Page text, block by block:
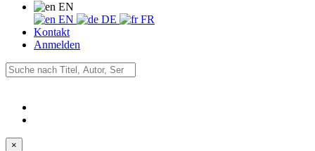
EN
EN
DE
FR
Kontakt
Anmelden
×